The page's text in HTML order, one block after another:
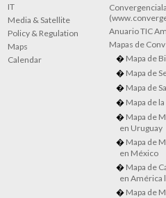
IT
Media & Satellite
Policy & Regulation
Maps
Calendar
Anuario TIC
Mapas de
Mapa de
Mapa de
Mapa de
Mapa de
Mapa de
en Uruguay
Mapa de
en México
Mapa de
en América
Mapa de